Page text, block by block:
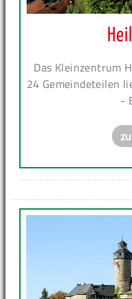
Das Kleinzentrum
24 Gemeindeteilen
-